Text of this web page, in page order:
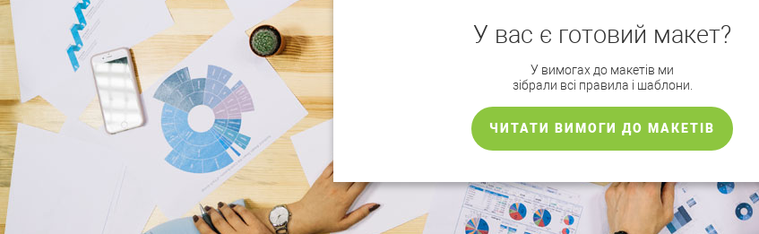
У вас є готовий макет?
У вимогах до макетів ми
зібрали всі правила і шаблони.
ЧИТАТИ ВИМОГИ ДО МАКЕТІВ